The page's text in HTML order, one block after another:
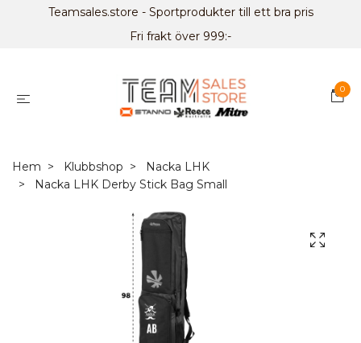
Teamsales.store - Sportprodukter till ett bra pris
Fri frakt över 999:-
0
Hem Klubbshop
Nacka LHK
Nacka LHK Derby Stick Bag Small